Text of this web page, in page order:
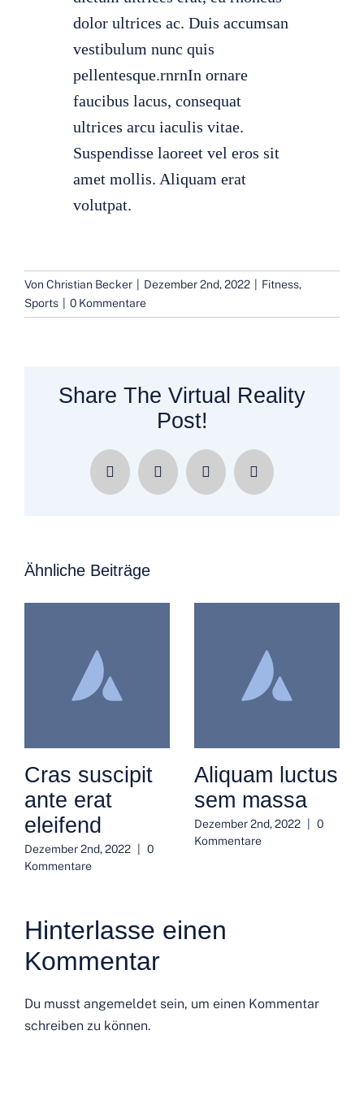
dolor ultrices ac. Duis accumsan
vestibulum nunc quis
pellentesque.rnrnIn ornare
faucibus lacus, consequat
ultrices arcu iaculis vitae.
Suspendisse laoreet vel eros sit
amet mollis. Aliquam erat
volutpat.
Von Christian Becker Dezember 2nd, 2022 Fitness,
Sports
0 Kommentare
Share The Virtual Reality
Post!
Facebook
X LinkedInE-
Mail
Ähnliche Beiträge
Cras suscipit
ante erat
eleifend
Dezember 2nd, 2022
0
Kommentare
Aliquam luctus
sem massa
Dezember 2nd, 2022
0
Kommentare
Hinterlasse einen
Kommentar
Du musst angemeldet sein, um einen Kommentar
schreiben zu können.